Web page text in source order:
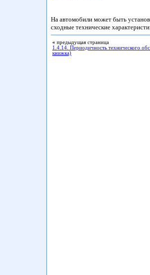
На автомобили может быть
сходные технические
« предыдущая страница
1.4.14. Периодичность технического
книжка)